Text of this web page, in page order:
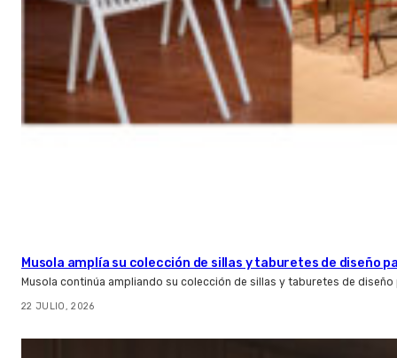
Musola amplía su colección de sillas y taburetes de diseño
Musola continúa ampliando su colección de sillas y taburetes de
22 JULIO, 2026